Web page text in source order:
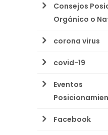
Consejos
Orgánico o
corona virus
covid-19
Eventos
Facebook